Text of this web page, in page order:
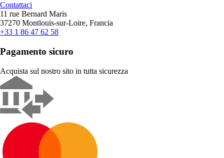
Contattaci
11 rue Bernard Maris
37270 Montlouis-sur-Loire, Francia
+33 1 86 47 62 58
Pagamento sicuro
Acquista sul nostro sito in tutta sicurezza